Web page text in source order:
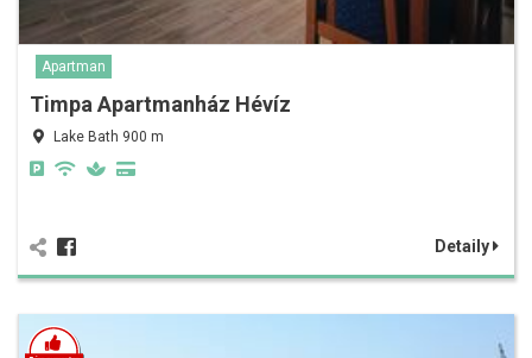
Apartman
Timpa Apartmanház Hévíz
Lake Bath 900 m
Detaily